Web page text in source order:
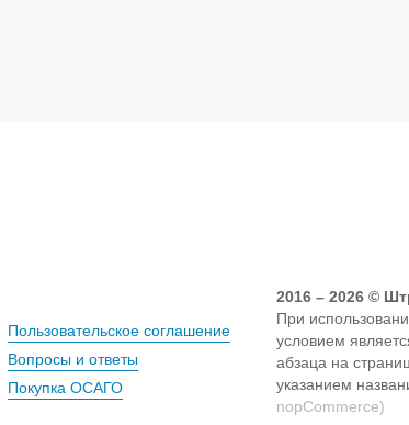
Пользовательское соглашение
Вопросы и ответы
Покупка ОСАГО
2016 – 2026 ©
При
условием
абзаца на
указанием
nopCommerce)